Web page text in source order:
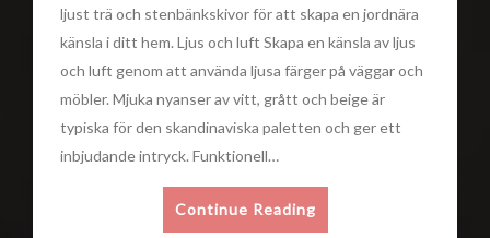
ljust trä och stenbänkskivor för att skapa en jordnära
känsla i ditt hem. Ljus och luft Skapa en känsla av ljus
och luft genom att använda ljusa färger på väggar och
möbler. Mjuka nyanser av vitt, grått och beige är
typiska för den skandinaviska paletten och ger ett
inbjudande intryck. Funktionell…
Continue Reading